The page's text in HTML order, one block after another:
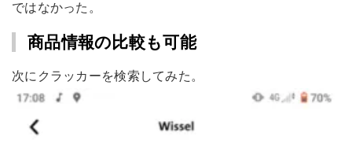
ではなかった。
商品情報の比較も可能
次にクラッカーを検索してみた。